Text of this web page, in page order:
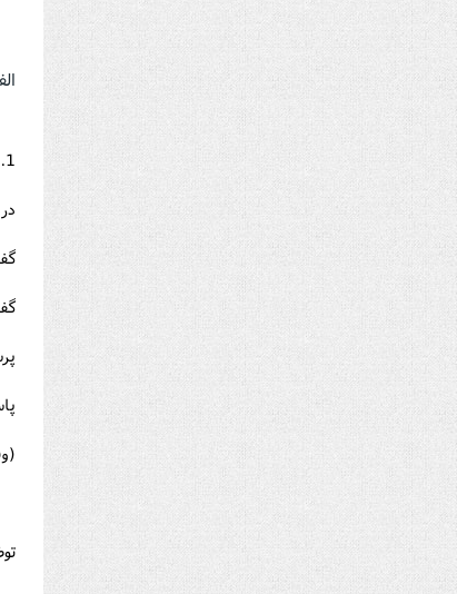
1. «ابو فديک» مي گويد : از «محمدبن هلال» درباره مختصات اتاق و حجره عايشه پرسيدم .